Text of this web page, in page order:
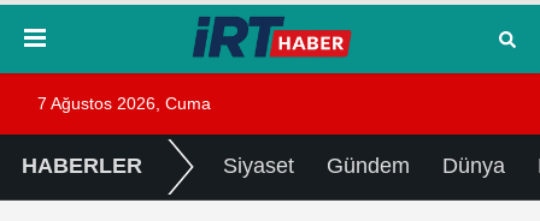
7 Ağustos 2026, Cuma
HABERLER Siyaset Gündem Dünya